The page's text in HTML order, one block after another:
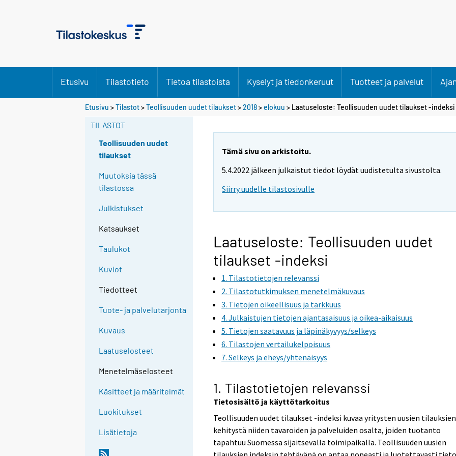
Etusivu Tilastotieto Tietoa tilastoista Kyselyt ja tiedonkeruut Tuotteet ja palvelut
Etusivu >Tilastot>Teollisuuden uudet tilaukset>2018>elokuu > Laatuseloste: Teollisuuden uudet tilaukset -indeksi
TILASTOT
Teollisuuden uudet
tilaukset
Muutoksia tässä
tilastossa
Julkistukset
Katsaukset
Taulukot
Kuviot
Tiedotteet
Tuote- ja palvelutarjonta
Kuvaus
Laatuselosteet
Menetelmäselosteet
Käsitteet ja määritelmät
Luokitukset
Lisätietoja
Tämä sivu on arkistoitu.
5.4.2022 jälkeen julkaistut tiedot löydät uudistetulta sivustolta.
Siirry uudelle tilastosivulle
Laatuseloste: Teollisuuden uudet
tilaukset -indeksi
1. Tilastotietojen relevanssi
2. Tilastotutkimuksen menetelmäkuvaus
3. Tietojen oikeellisuus ja tarkkuus
4. Julkaistujen tietojen ajantasaisuus ja oikea-aikaisuus
5. Tietojen saatavuus ja läpinäkyvyys/selkeys
6. Tilastojen vertailukelpoisuus
7. Selkeys ja eheys/yhtenäisyys
1. Tilastotietojen relevanssi
Tietosisältö ja käyttötarkoitus
Teollisuuden uudet tilaukset -indeksi kuvaa yritysten uusien tilauksien
kehitystä niiden tavaroiden ja palveluiden osalta, joiden tuotanto
tapahtuu Suomessa sijaitsevalla toimipaikalla. Teollisuuden uusien